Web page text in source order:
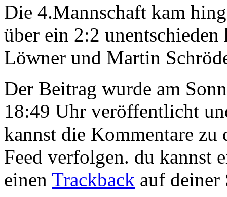
Die 4.Mannschaft kam
über ein 2:2
Löwner und Martin
Der Beitrag wurde am
18:49 Uhr veröffentlicht
kannst die Kommentare
Feed verfolgen. du kannst
einen Trackback auf deiner